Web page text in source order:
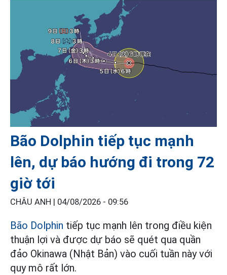
Bão Dolphin tiếp tục mạnh
lên, dự báo hướng đi trong 72
giờ tới
CHÂU ANH | 04/08/2026 - 09:56
Bão Dolphin tiếp tục mạnh lên trong điều kiện
thuận lợi và được dự báo sẽ quét qua quần
đảo Okinawa (Nhật Bản) vào cuối tuần này với
quy mô rất lớn.